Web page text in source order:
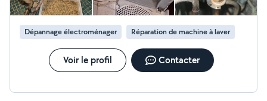
Dépannage électroménager Réparation de machine à laver
Voir le profil Contacter